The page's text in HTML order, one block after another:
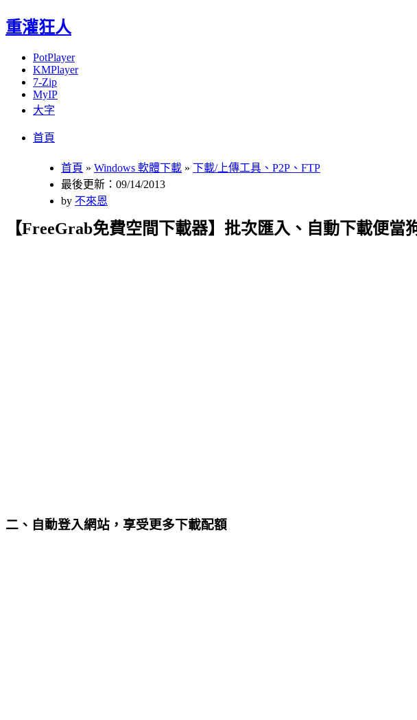
重灌狂人
PotPlayer
KMPlayer
7-Zip
MyIP
大字
首頁
首頁 » Windows 軟體下載 » 下載/上傳工具、P2P、FTP
最後更新：09/14/2013
by 不來恩
【FreeGrab免費空間下載器】批次匯入、自動下載便當
二、自動登入網站，享受更多下載配額